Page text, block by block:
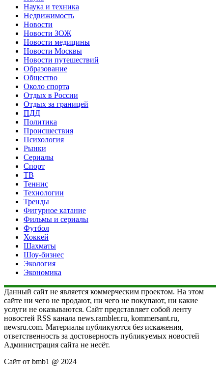
Наука и техника
Недвижимость
Новости
Новости ЗОЖ
Новости медицины
Новости Москвы
Новости путешествий
Образование
Общество
Около спорта
Отдых в России
Отдых за границей
ПДД
Политика
Происшествия
Психология
Рынки
Сериалы
Спорт
ТВ
Теннис
Технологии
Тренды
Фигурное катание
Фильмы и сериалы
Футбол
Хоккей
Шахматы
Шоу-бизнес
Экология
Экономика
Данный сайт не является коммерческим проектом. На этом
сайте ни чего не продают, ни чего не покупают, ни какие
услуги не оказываются. Сайт представляет собой ленту
новостей RSS канала news.rambler.ru, kommersant.ru,
newsru.com. Материалы публикуются без искажения,
ответственность за достоверность публикуемых новостей
Администрация сайта не несёт.
Сайт от bmb1 @ 2024